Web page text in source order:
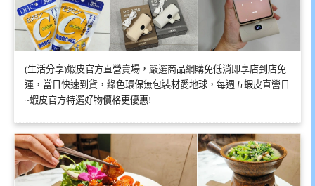
(生活分享)蝦皮官方直營賣場，嚴選商品網購免低消即享店到店免
運，當日快速到貨，綠色環保無包裝材愛地球，每週五蝦皮直營日
~蝦皮官方特選好物價格更優惠!